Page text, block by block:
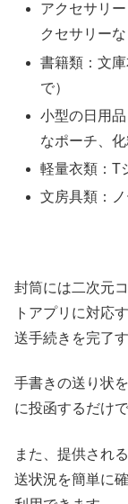
アクセサリ
クセサリー
書籍類：文
で）
小型の日用
なポーチ、
軽量衣類：T
文房具類：
封筒には二次元
トアプリに対応
送手続きを完了
手書きの送り状
に投函するだけ
また、提供され
送状況を簡単に